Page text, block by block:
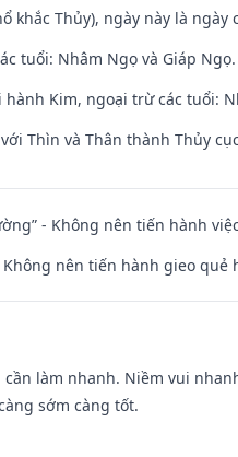
khắc Thủy), ngày này là
tuổi: Nhâm Ngọ và Giáp Ngọ.
Kim, ngoại trừ các tuổi:
Thìn và Thân thành Thủy
- Không nên tiến hành
Không nên tiến hành gieo
làm nhanh. Niềm vui
sớm càng tốt.